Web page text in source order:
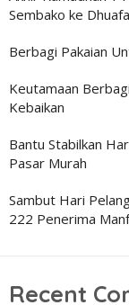
Sembako ke Dhuafa
Berbagi Pakaian
Keutamaan
Kebaikan
Bantu Stabilkan
Pasar Murah
Sambut Hari
222 Penerima
Recent